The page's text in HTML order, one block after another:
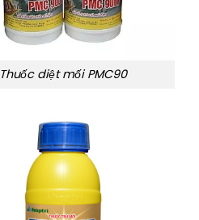
Thuốc diệt mối PMC90